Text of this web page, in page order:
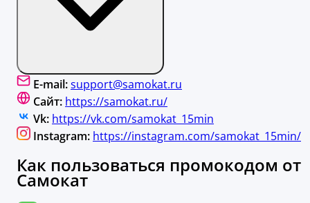
E-mail:support@samokat.ru
Сайт: https://samokat.ru/
Vk: https://vk.com/samokat_15min
Instagram: https://instagram.com/samokat_15min/
Как пользоваться промокодом от
Самокат